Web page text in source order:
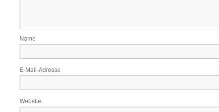
Name
E-Mail-Adresse
Website